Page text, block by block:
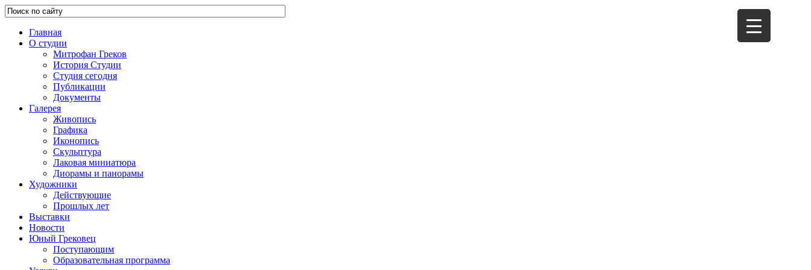
Главная
О студии
Митрофан Греков
История Студии
Студия сегодня
Публикации
Документы
Галерея
Живопись
Графика
Иконопись
Скульптура
Лаковая миниатюра
Диорамы и панорамы
Художники
Действующие
Прошлых лет
Выставки
Новости
Юный Грековец
Поступающим
Образовательная программа